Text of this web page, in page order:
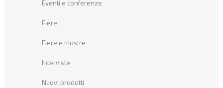
Eventi e conferenze
Fiere
Fiere e mostre
Interviste
Nuovi prodotti